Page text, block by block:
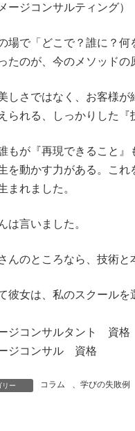
ージコンサルティング）
場で「どこで？誰に？
たのが、今のメソッドの
しさではなく、お客様
られる、しっかりした『
もが『再現できること
を動かす力がある。こ
まれました。
は言いました。
んのところなら、技術
彼女は、私のスクールを
ジコンサルタント 資格
ジコンサル 資格
リー コラム 学びの失敗例